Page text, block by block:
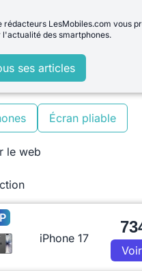
rédacteurs LesMobiles.com vous
l'actualité des smartphones.
ses articles
Écran pliable
le web
iPhone 17